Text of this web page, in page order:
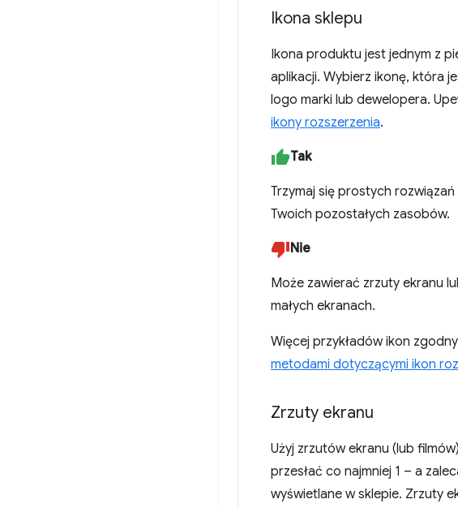
Ikona sklepu
Ikona produktu jest jednym z
aplikacji. Wybierz ikonę, która
logo marki lub dewelopera.
ikony rozszerzenia.
Tak
Trzymaj się prostych
Twoich pozostałych zasobów.
Nie
Może zawierać zrzuty ekranu
małych ekranach.
Więcej przykładów ikon
metodami dotyczącymi ikon
Zrzuty ekranu
Użyj zrzutów ekranu (lub
przesłać co najmniej 1 – a
wyświetlane w sklepie. Zrzuty